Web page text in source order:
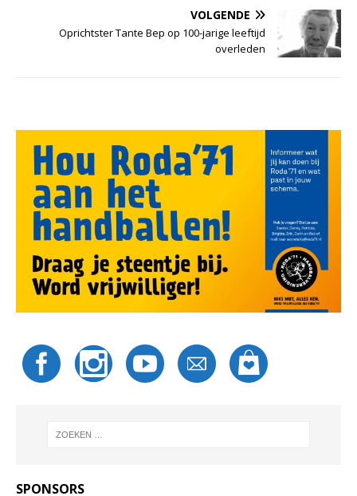
VOLGENDE
Oprichtster Tante Bep op 100-jarige leeftijd
overleden
SPONSORS